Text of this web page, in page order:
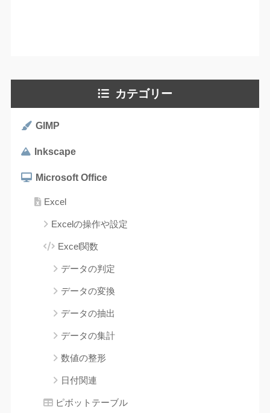
カテゴリー
GIMP
Inkscape
Microsoft Office
Excel
Excelの操作や設定
Excel関数
データの判定
データの変換
データの抽出
データの集計
数値の整形
日付関連
ピボットテーブル